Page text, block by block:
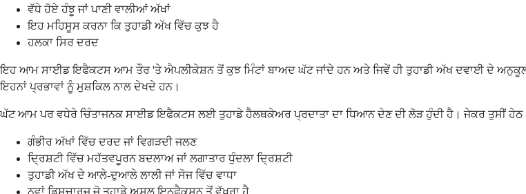
ਵੱਧੇ ਹੋਏ ਹੰਝੂ ਜਾਂ ਪਾਣੀ ਵਾਲੀਆਂ ਅੱਖਾਂ
ਇਹ ਮਹਿਸੂਸ ਕਰਨਾ ਕਿ ਤੁਹਾਡੀ ਅੱਖ ਵਿੱਚ ਕੁਝ ਹੈ
ਹਲਕਾ ਸਿਰ ਦਰਦ
ਇਹ ਆਮ ਸਾਈਡ ਇਫੈਕਟਸ ਆਮ ਤੌਰ 'ਤੇ ਐਪਲੀਕੇਸ਼ਨ ਤੋਂ ਕੁਝ ਮਿੰਟਾਂ ਬਾਅਦ ਘੱਟ ਜਾਂਦੇ ਹਨ ਅਤੇ ਜਿਵੇਂ ਹੀ ਤੁਹਾਡੀ ਅੱਖ ਦਵਾਈ ਦੇ
ਇਹਨਾਂ ਪ੍ਰਭਾਵਾਂ ਨੂੰ ਮੁਸ਼ਕਿਲ ਨਾਲ ਦੇਖਦੇ ਹਨ।
ਘੱਟ ਆਮ ਪਰ ਵਧੇਰੇ ਚਿੰਤਾਜਨਕ ਸਾਈਡ ਇਫੈਕਟਸ ਲਈ ਤੁਹਾਡੇ ਹੈਲਥਕੇਅਰ ਪ੍ਰਦਾਤਾ ਦਾ ਧਿਆਨ ਦੇਣ ਦੀ ਲੋੜ ਹੁੰਦੀ ਹੈ। ਜੇਕਰ ਤੁਸੀਂ
ਗੰਭੀਰ ਅੱਖਾਂ ਵਿੱਚ ਦਰਦ ਜਾਂ ਵਿਗੜਦੀ ਜਲਣ
ਦ੍ਰਿਸ਼ਟੀ ਵਿੱਚ ਮਹੱਤਵਪੂਰਨ ਬਦਲਾਅ ਜਾਂ ਲਗਾਤਾਰ ਧੁੰਦਲਾ ਦ੍ਰਿਸ਼ਟੀ
ਤੁਹਾਡੀ ਅੱਖ ਦੇ ਆਲੇ-ਦੁਆਲੇ ਲਾਲੀ ਜਾਂ ਸੋਜ ਵਿੱਚ ਵਾਧਾ
ਨਵਾਂ ਡਿਸਚਾਰਜ ਜੋ ਤੁਹਾਡੇ ਅਸਲ ਇਨਫੈਕਸ਼ਨ ਤੋਂ ਵੱਖਰਾ ਹੈ